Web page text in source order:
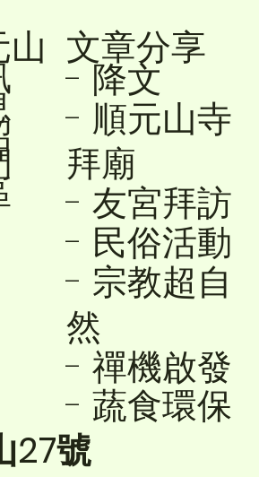
文章分享
- 降文
- 順元山寺
拜廟
- 友宮拜訪
- 民俗活動
- 宗教超自
然
- 禪機啟發
- 蔬食環保
27號